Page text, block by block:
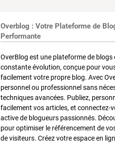
Overblog : Votre Plateforme de
Performante
OverBlog est une plateforme de blogs
constante évolution, conçue pour
facilement votre propre blog. Avec
personnel ou professionnel sans
techniques avancées. Publiez,
facilement vos articles, et connectez-
active de blogueurs passionnés.
pour optimiser le référencement de
de visiteurs. Créez votre espace en